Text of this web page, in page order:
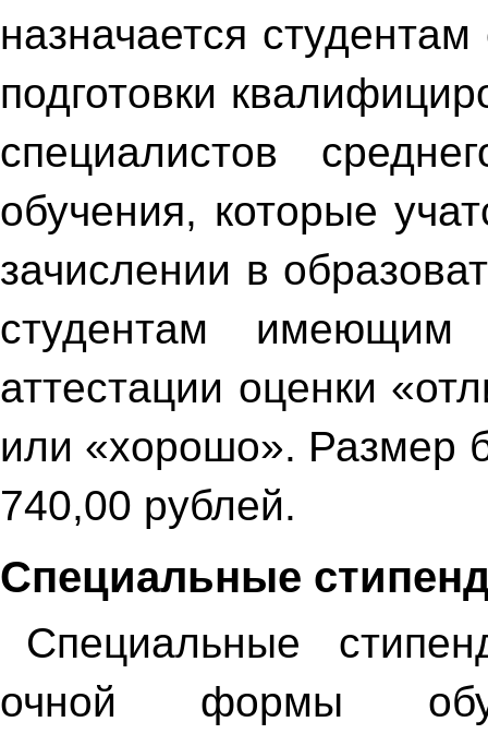
назначается
подготовки
специалистов
обучения, которые
зачислении в
студентам имеющим
аттестации оценки
или «хорошо». Размер
740,00 рублей.
Специальные
Специальные
очной формы